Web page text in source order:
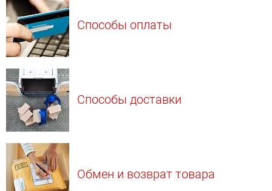
Способы оплаты
Способы доставки
Обмен и возврат товара